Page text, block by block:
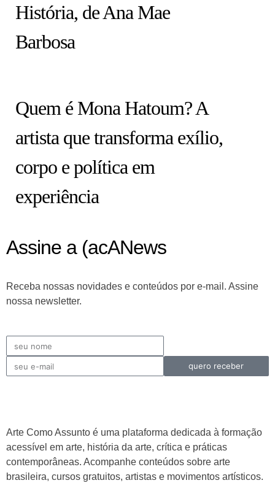
História, de Ana Mae
Barbosa
Quem é Mona Hatoum? A
artista que transforma exílio,
corpo e política em
experiência
Assine a (acANews
Receba nossas novidades e conteúdos por e-mail. Assine
nossa newsletter.
quero receber
Arte Como Assunto é uma plataforma dedicada à formação
acessível em arte, história da arte, crítica e práticas
contemporâneas. Acompanhe conteúdos sobre arte
brasileira, cursos gratuitos, artistas e movimentos artísticos.